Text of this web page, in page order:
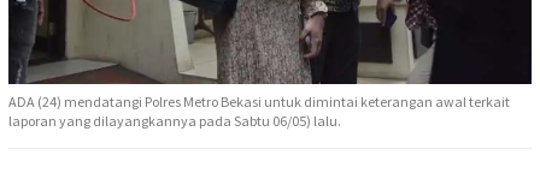
ADA (24) mendatangi Polres Metro Bekasi untuk dimintai keterangan awal terkait
laporan yang dilayangkannya pada Sabtu 06/05) lalu.